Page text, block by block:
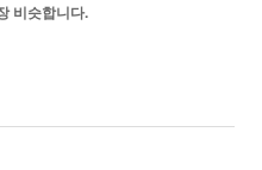
비슷합니다.